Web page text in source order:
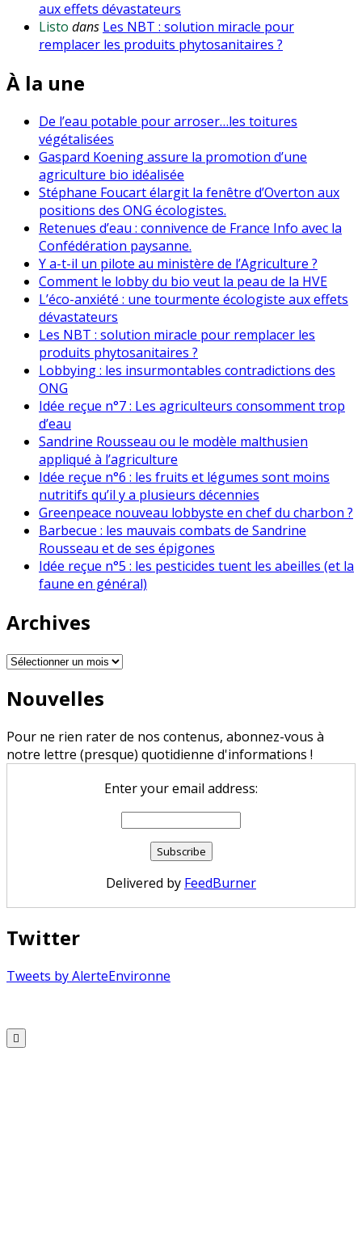
aux effets dévastateurs
Listo dans Les NBT : solution miracle pour
remplacer les produits phytosanitaires ?
À la une
De l’eau potable pour arroser…les toitures
végétalisées
Gaspard Koening assure la promotion d’une
agriculture bio idéalisée
Stéphane Foucart élargit la fenêtre d’Overton aux
positions des ONG écologistes.
Retenues d’eau : connivence de France Info avec la
Confédération paysanne.
Y a-t-il un pilote au ministère de l’Agriculture ?
Comment le lobby du bio veut la peau de la HVE
L’éco-anxiété : une tourmente écologiste aux effets
dévastateurs
Les NBT : solution miracle pour remplacer les
produits phytosanitaires ?
Lobbying : les insurmontables contradictions des
ONG
Idée reçue n°7 : Les agriculteurs consomment trop
d’eau
Sandrine Rousseau ou le modèle malthusien
appliqué à l’agriculture
Idée reçue n°6 : les fruits et légumes sont moins
nutritifs qu’il y a plusieurs décennies
Greenpeace nouveau lobbyste en chef du charbon ?
Barbecue : les mauvais combats de Sandrine
Rousseau et de ses épigones
Idée reçue n°5 : les pesticides tuent les abeilles (et la
faune en général)
Archives
Archives
Nouvelles
Pour ne rien rater de nos contenus, abonnez-vous à
notre lettre (presque) quotidienne d'informations !
Enter your email address:
Delivered by FeedBurner
Twitter
Tweets by AlerteEnvironne
to